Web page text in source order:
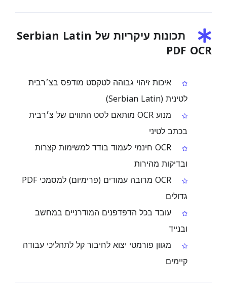
תכונות עיקריות של Serbian Latin
PDF OCR
איכות זיהוי גבוהה לטקסט מודפס בצ׳רבית
לטינית (Serbian Latin)
מנוע OCR מותאם לסט התווים של צ׳רבית
בכתב לטיני
OCR חינמי לעמוד בודד למשימות קצרות
ובדיקות מהירות
OCR מרובה עמודים (פרימיום) למסמכי PDF
גדולים
עובד בכל הדפדפנים המודרניים במחשב
ובנייד
מגוון פורמטי יצוא לחיבור קל לתהליכי עבודה
קיימים